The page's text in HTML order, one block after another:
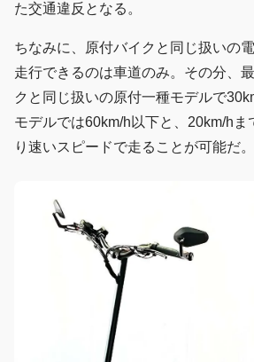
た交通違反となる。
ちなみに、原付バイクと同じ扱いの
走行できるのは車道のみ。その分、
クと同じ扱いの原付一種モデルで
モデルでは60km/h以下と、20km/hま
り速いスピードで走ることが可能だ。